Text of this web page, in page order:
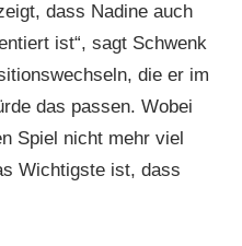
dass Nadine auch
ist“, sagt Schwenk
die er im
das passen. Wobei
Spiel nicht mehr viel
Wichtigste ist, dass